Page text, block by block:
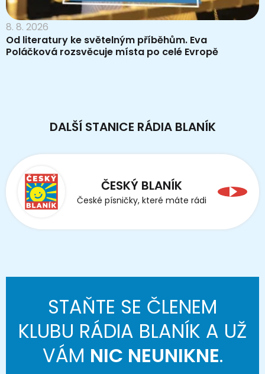
8. 8. 2026
Od literatury ke světelným příběhům. Eva
Poláčková rozsvěcuje místa po celé Evropě
DALŠÍ STANICE RÁDIA BLANÍK
ČESKÝ BLANÍK
České písničky, které máte rádi
STAŇTE SE ČLENEM
KLUBU RÁDIA BLANÍK A UŽ
VÁM NIC NEUNIKNE.